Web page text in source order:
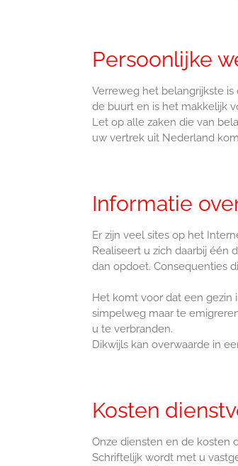
Persoonlijke
Verreweg het belangrijkste
de buurt en is het makkelijk
Let op alle zaken die van
uw vertrek uit Nederland
Informatie
Er zijn veel sites op het
Realiseert u zich daarbij één
dan opdoet. Consequenties
Het komt voor dat een gezin
simpelweg maar te
u te verbranden.
Dikwijls kan overwaarde in
Kosten
Onze diensten en de kosten
Schriftelijk wordt met u